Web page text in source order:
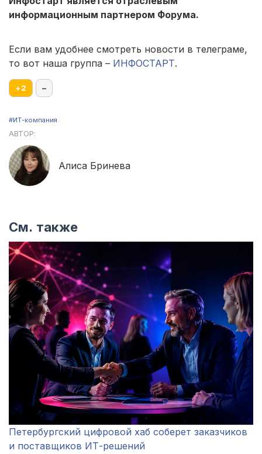
информационным партнером Форума.
Если вам удобнее смотреть новости в телеграме,
то вот наша группа – ИНФОСТАРТ.
+2 –
#ИТ-компания
АВТОР:
Алиса Бринева
См. также
Петербургский цифровой хаб соберет заказчиков
и поставщиков ИТ-решений